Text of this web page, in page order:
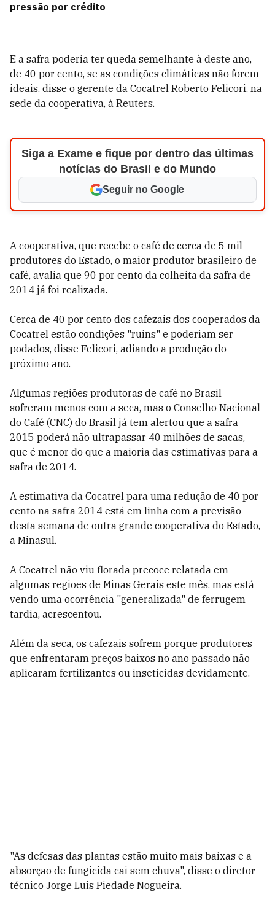
pressão por crédito
E a safra poderia ter queda semelhante à deste ano,
de 40 por cento, se as condições climáticas não forem
ideais, disse o gerente da Cocatrel Roberto Felicori, na
sede da cooperativa, à Reuters.
Siga a Exame e fique por dentro das últimas
notícias do Brasil e do Mundo
Seguir no Google
A cooperativa, que recebe o café de cerca de 5 mil
produtores do Estado, o maior produtor brasileiro de
café, avalia que 90 por cento da colheita da safra de
2014 já foi realizada.
Cerca de 40 por cento dos cafezais dos cooperados da
Cocatrel estão condições "ruins" e poderiam ser
podados, disse Felicori, adiando a produção do
próximo ano.
Algumas regiões produtoras de café no Brasil
sofreram menos com a seca, mas o Conselho Nacional
do Café (CNC) do Brasil já tem alertou que a safra
2015 poderá não ultrapassar 40 milhões de sacas,
que é menor do que a maioria das estimativas para a
safra de 2014.
A estimativa da Cocatrel para uma redução de 40 por
cento na safra 2014 está em linha com a previsão
desta semana de outra grande cooperativa do Estado,
a Minasul.
A Cocatrel não viu florada precoce relatada em
algumas regiões de Minas Gerais este mês, mas está
vendo uma ocorrência "generalizada" de ferrugem
tardia, acrescentou.
Além da seca, os cafezais sofrem porque produtores
que enfrentaram preços baixos no ano passado não
aplicaram fertilizantes ou inseticidas devidamente.
"As defesas das plantas estão muito mais baixas e a
absorção de fungicida cai sem chuva", disse o diretor
técnico Jorge Luis Piedade Nogueira.